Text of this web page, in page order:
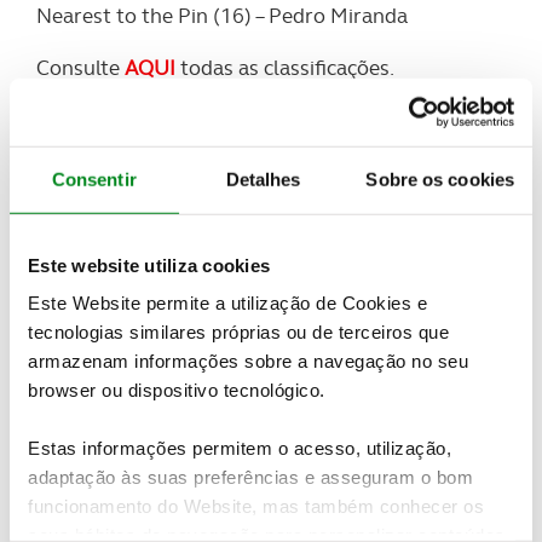
Consentir Detalhes Sobre os cookies
Este website utiliza cookies
Este Website permite a utilização de Cookies e
tecnologias similares próprias ou de terceiros que
armazenam informações sobre a navegação no seu
browser ou dispositivo tecnológico.
Estas informações permitem o acesso, utilização,
adaptação às suas preferências e asseguram o bom
funcionamento do Website, mas também conhecer os
Nearest to the Pin (16) – Pedro Miranda
ConsulteAQUI todas as classificações.
LINK
Conheça em detalhe as classificações da ordem de
Gross
1.Tiago Costa – 100 pontos
2. José Cândido Oliveira – 85 pontos
3. Miguel Rodrigues – 75 pontos
1.Thomas Zinterl – 100 pontos
2. Augusto Morais – 85 pontos
3. Carlos Fonseca – 75 pontos